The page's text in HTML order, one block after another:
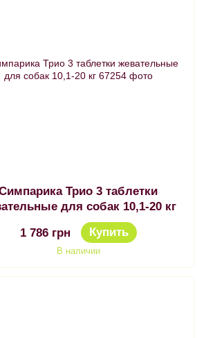
Трио 3 таблетки
для собак 10,1-20 кг
1 786 грн Купить
В наличии